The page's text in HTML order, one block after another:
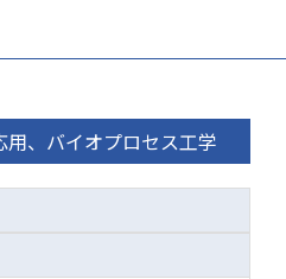
、バイオプロセス工学